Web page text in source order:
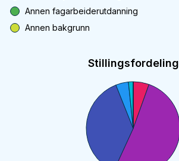
Annen fagarbeiderutdanning
Annen bakgrunn
Stillingsfordeling